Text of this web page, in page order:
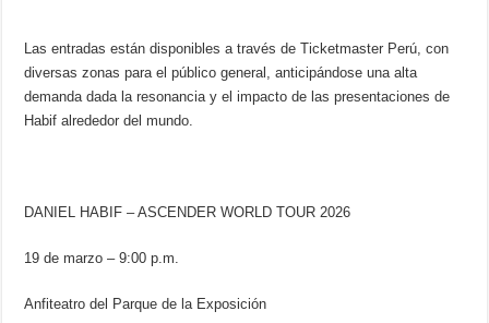
Las entradas están disponibles a través de Ticketmaster Perú, con
diversas zonas para el público general, anticipándose una alta
demanda dada la resonancia y el impacto de las presentaciones de
Habif alrededor del mundo.
DANIEL HABIF – ASCENDER WORLD TOUR 2026
19 de marzo – 9:00 p.m.
Anfiteatro del Parque de la Exposición